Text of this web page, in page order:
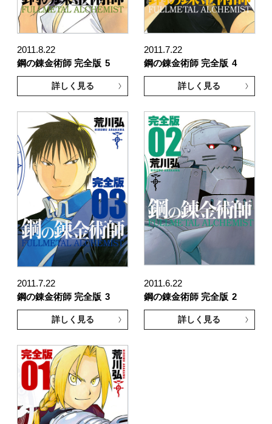
2011.8.22
鋼の錬金術師 完全版 5
詳しく見る
2011.7.22
鋼の錬金術師 完全版 4
詳しく見る
2011.7.22
鋼の錬金術師 完全版 3
詳しく見る
2011.6.22
鋼の錬金術師 完全版 2
詳しく見る